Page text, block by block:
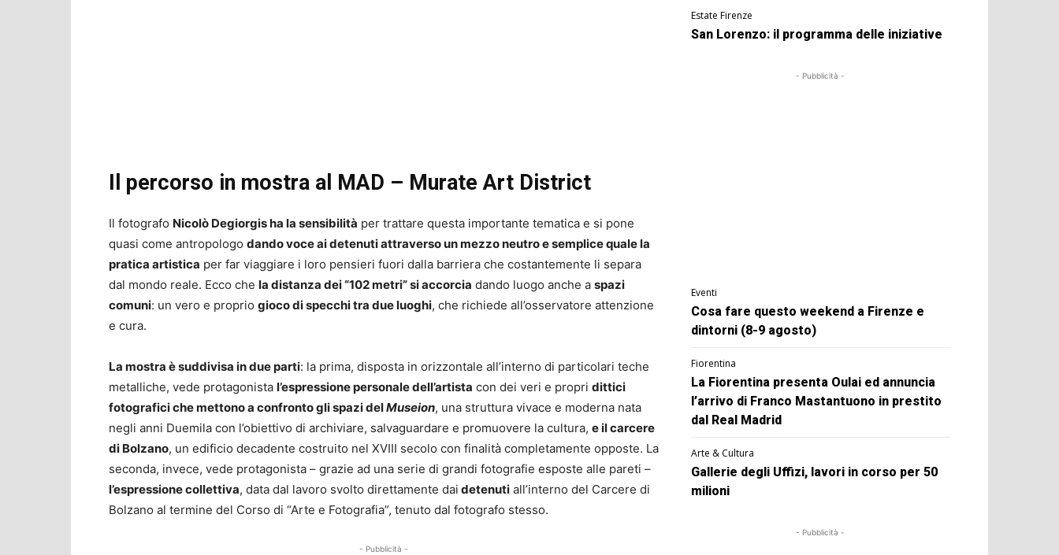
Il percorso in mostra al MAD – Murate Art District
Il fotografo Nicolò Degiorgis ha la sensibilità per trattare questa importante tematica e si pone
quasi come antropologo dando voce ai detenuti attraverso un mezzo neutro e semplice quale la
pratica artistica per far viaggiare i loro pensieri fuori dalla barriera che costantemente li separa
dal mondo reale. Ecco che la distanza dei “102 metri” si accorcia dando luogo anche a spazi
comuni: un vero e proprio gioco di specchi tra due luoghi, che richiede all’osservatore attenzione
e cura.
La mostra è suddivisa in due parti: la prima, disposta in orizzontale all’interno di particolari teche
metalliche, vede protagonista l’espressione personale dell’artista con dei veri e propri dittici
fotografici che mettono a confronto gli spazi delMuseion, una struttura vivace e moderna nata
negli anni Duemila con l’obiettivo di archiviare, salvaguardare e promuovere la cultura, e il carcere
di Bolzano, un edificio decadente costruito nel XVIII secolo con finalità completamente opposte. La
seconda, invece, vede protagonista – grazie ad una serie di grandi fotografie esposte alle pareti –
l’espressione collettiva, data dal lavoro svolto direttamente dai detenuti all’interno del Carcere di
Bolzano al termine del Corso di “Arte e Fotografia”, tenuto dal fotografo stesso.
- Pubblicità -
Estate Firenze
San Lorenzo: il programma delle iniziative
- Pubblicità -
Eventi
Cosa fare questo weekend a Firenze e
dintorni (8-9 agosto)
Fiorentina
La Fiorentina presenta Oulai ed annuncia
l’arrivo di Franco Mastantuono in prestito
dal Real Madrid
Arte & Cultura
Gallerie degli Uffizi, lavori in corso per 50
milioni
- Pubblicità -